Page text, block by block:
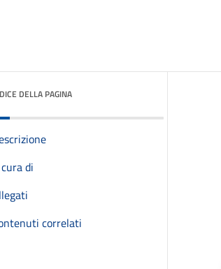
DELLA PAGINA
di
correlati